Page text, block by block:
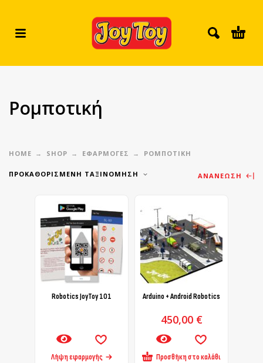
Ρομποτική
HOME SHOP ΕΦΑΡΜΟΓΕΣ ΡΟΜΠΟΤΙΚΉ
ΠΡΟΚΑΘΟΡΙΣΜΈΝΗ ΤΑΞΙΝΌΜΗΣΗ ΑΝΑΝΈΩΣΗ
Robotics JoyToy 101
Λήψη εφαρμογής
Arduino + Android Robotics
450,00 €
Προσθήκη στο καλάθι